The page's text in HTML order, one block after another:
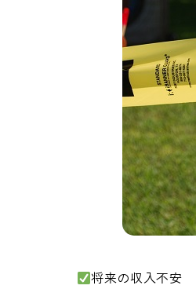
将来の収入不安